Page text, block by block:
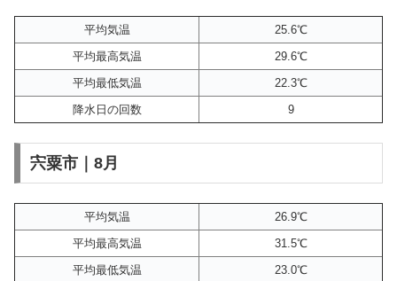
平均気温
25.6℃
平均最高気温
29.6℃
平均最低気温
22.3℃
降水日の回数
9
宍粟市｜8月
平均気温
26.9℃
平均最高気温
31.5℃
平均最低気温
23.0℃